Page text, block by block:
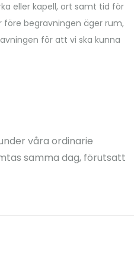
eller kapell, ort samt tid för
före begravningen äger rum,
för att vi ska kunna
våra ordinarie
samma dag, förutsatt